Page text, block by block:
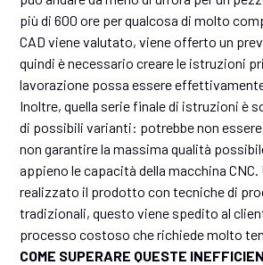
più di 600 ore per qualcosa di molto
CAD viene valutato, viene offerto un
quindi è necessario creare le istruzioni
lavorazione possa essere
Inoltre, quella serie finale di istruzioni è
di possibili varianti: potrebbe non
non garantire la massima qualità
appieno le capacità della macchina CNC.
realizzato il prodotto con tecniche di
tradizionali, questo viene spedito al
processo costoso che richiede molto
COME SUPERARE QUESTE